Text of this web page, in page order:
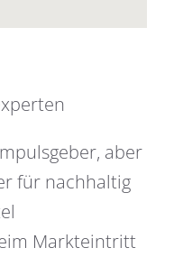
aber
für nachhaltig
Markteintritt